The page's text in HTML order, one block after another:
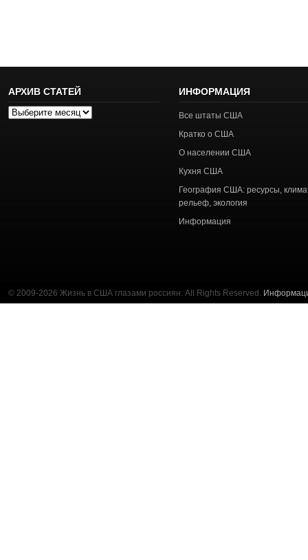
АРХИВ СТАТЕЙ
Архив
ИНФОРМАЦИЯ
Все штаты США
Кратко о США
О населении США
Кухня США
География США: ресурсы,
рельеф, экология
Информация
© 2009-2026 Жизнь в США глазами россиян. All Rights Reserved.